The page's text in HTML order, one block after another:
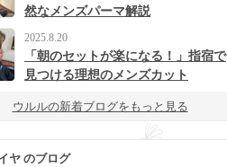
然なメンズパーマ解説
2025.8.20
「朝のセットが楽になる！」指宿で
見つける理想のメンズカット
ウルルの新着ブログをもっと見る
ヤ のブログ